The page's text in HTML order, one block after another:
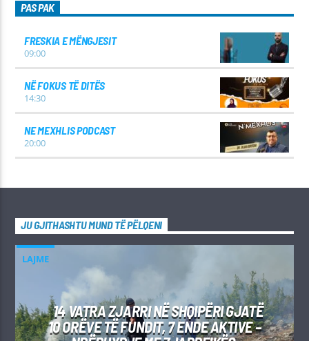
PAS PAK
FRESKIA E MËNGJESIT
09:00
NË FOKUS TË DITËS
14:30
NE MEXHLIS PODCAST
20:00
JU GJITHASHTU MUND TË PËLQENI
LAJME
14 VATRA ZJARRI NË SHQIPËRI GJATË
10 ORËVE TË FUNDIT, 7 ENDE AKTIVE –